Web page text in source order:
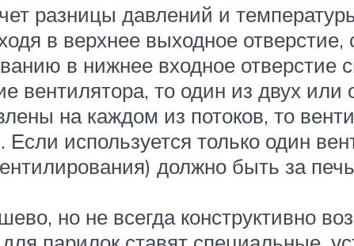
разницы давлений и
в верхнее выходное
в нижнее входное отверстие
вентилятора, то один из двух или
на каждом из потоков, то
используется только один
должно быть за
но не всегда конструктивно